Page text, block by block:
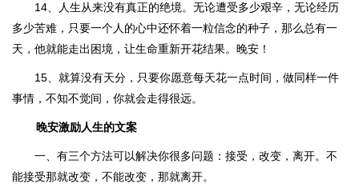
14、人生从来没有真正的绝境。无论遭受多少艰辛，无论经历
多少苦难，只要一个人的心中还怀着一粒信念的种子，那么总有一
天，他就能走出困境，让生命重新开花结果。晚安！
15、就算没有天分，只要你愿意每天花一点时间，做同样一件
事情，不知不觉间，你就会走得很远。
晚安激励人生的文案
一、有三个方法可以解决你很多问题：接受，改变，离开。不
能接受那就改变，不能改变，那就离开。